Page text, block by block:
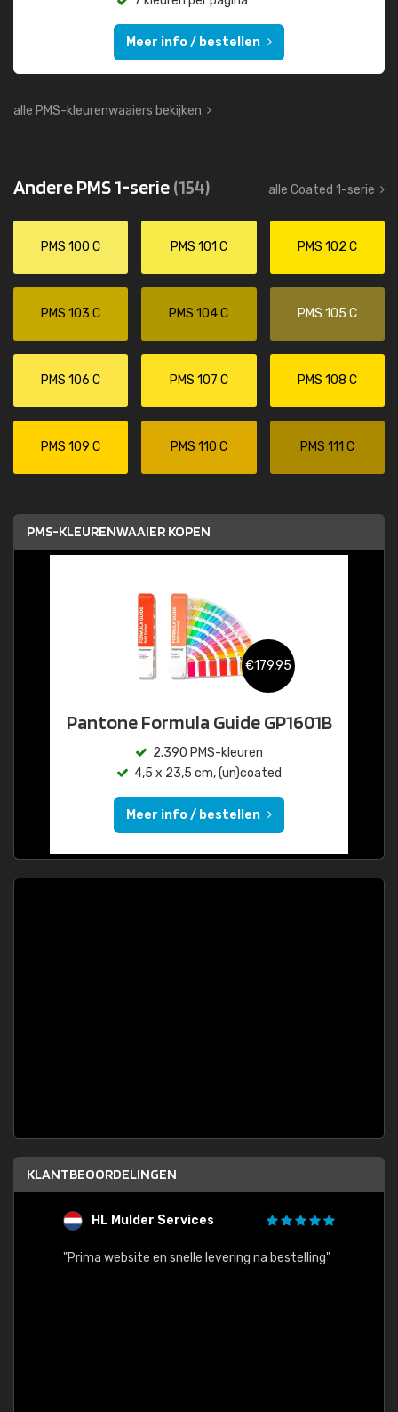
Meer info / bestellen
alle PMS-kleurenwaaiers bekijken
Andere PMS 1-serie(154) alle Coated 1-serie
PMS 100 C PMS 101 C PMS 102 C
PMS 103 C PMS 104 C PMS 105 C
PMS 106 C PMS 107 C PMS 108 C
PMS 109 C PMS 110 C PMS 111 C
PMS-KLEURENWAAIER KOPEN
€179,95
Pantone Formula Guide GP1601B
2.390 PMS-kleuren
4,5 x 23,5 cm, (un)coated
Meer info / bestellen
KLANTBEOORDELINGEN
HL Mulder Services
"Prima website en snelle levering na bestelling"